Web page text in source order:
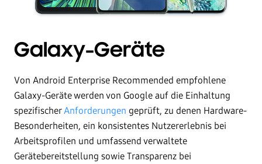
Galaxy-Geräte
Von Android Enterprise Recommended empfohlene
Galaxy-Geräte werden von Google auf die Einhaltung
spezifischerAnforderungen geprüft, zu denen Hardware-
Besonderheiten, ein konsistentes Nutzererlebnis bei
Arbeitsprofilen und umfassend verwaltete
Gerätebereitstellung sowie Transparenz bei